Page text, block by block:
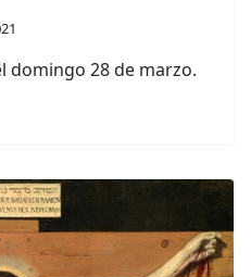
domingo 28 de marzo.